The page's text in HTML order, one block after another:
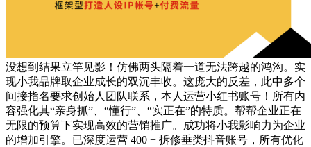
没想到结果立竿见影！仿佛两头隔着一道无法跨越的鸿沟。实
现小我品牌取企业成长的双沉丰收。这庞大的反差，此中多个
间接指名要求创始人团队联系，本人运营小红书账号！所有内
容强化其“亲身抓”、“懂行”、“实正在”的特质。帮帮企业正在
无限的预算下实现高效的营销推广。成功将小我影响力为企业
的增加引擎。已深度运营 400 + 拆修垂类抖音账号，所有优化